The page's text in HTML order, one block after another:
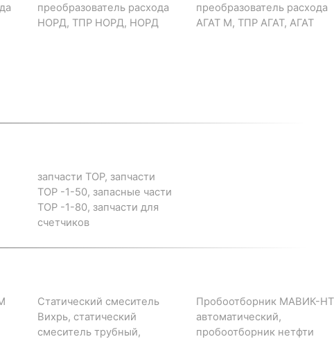
преобразователь расхода
НОРД, ТПР НОРД, НОРД
преобразователь расхода
АГАТ М, ТПР АГАТ, АГАТ
запчасти ТОР, запчасти
ТОР -1-50, запасные части
ТОР -1-80, запчасти для
счетчиков
Статический смеситель
Вихрь, статический
смеситель трубный,
Пробоотборник МАВИК-НТ
автоматический,
пробоотборник нетфти